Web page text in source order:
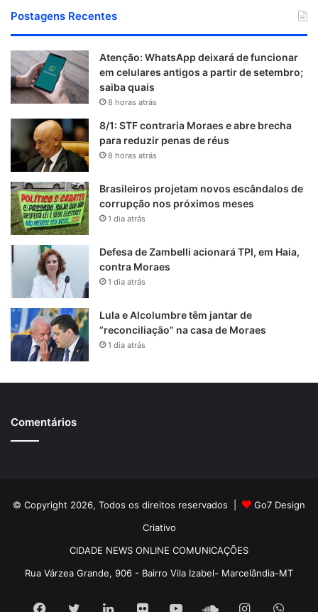
Postagens Recentes
Atenção: WhatsApp deixará de funcionar
em celulares antigos a partir de setembro;
saiba quais
8 horas atrás
8/1: STF contraria Moraes e abre brecha
para reduzir penas de réus
8 horas atrás
Brasileiros projetam novos escândalos de
corrupção nos próximos meses
1 dia atrás
Defesa de Zambelli acionará TPI, em Haia,
contra Moraes
1 dia atrás
Lula e Alcolumbre têm jantar de
“reconciliação” na casa de Moraes
1 dia atrás
Comentários
© Copyright 2026, Todos os direitos reservados |
Go7 Design
Criativo
CIDADE NEWS ONLINE COMUNICAÇÕES
Rua Várzea Grande, 906 - Bairro Vila Izabel- Marcelândia-MT
Facebook
TwitterLinkedinFlickr YouTubeSoundCloud
Instagram